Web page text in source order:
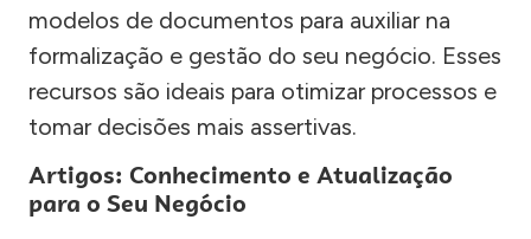
modelos de documentos para auxiliar na
formalização e gestão do seu negócio. Esses
recursos são ideais para otimizar processos e
tomar decisões mais assertivas.
Artigos: Conhecimento e Atualização
para o Seu Negócio